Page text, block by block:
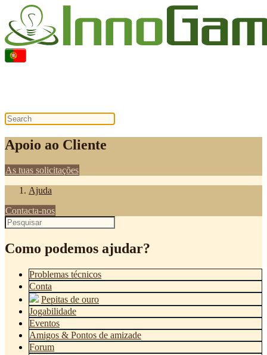
Apoio ao Cliente
As tuas solicitações
Ajuda
Contacta-nos
Como podemos ajudar?
Problemas técnicos
Conta
Pepitas de ouro
Jogabilidade
Eventos
Amigos & Pontos de amizade
Forum